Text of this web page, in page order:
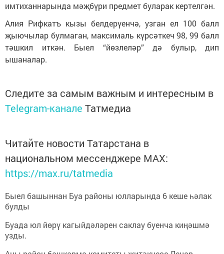
имтиханнарында мәҗбүри предмет буларак кертелгән.
Алия Рифкатъ кызы белдерүенчә, узган ел 100 балл
җыючылар булмаган, максималь күрсәткеч 98, 99 балл
тәшкил иткән. Быел “йөзлеләр” дә булыр, дип
ышаналар.
Следите за самым важным и интересным в
Telegram-канале Татмедиа
Читайте новости Татарстана в
национальном мессенджере MАХ:
https://max.ru/tatmedia
Быел башыннан Буа районы юлларында 6 кеше һәлак
булды
Буада юл йөрү кагыйдәләрен саклау буенча киңәшмә
узды.